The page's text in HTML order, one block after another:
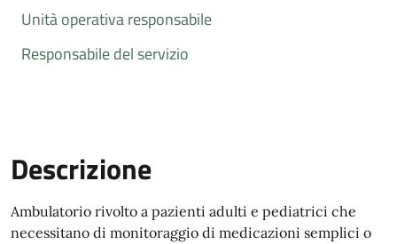
Unità operativa responsabile
Responsabile del servizio
Descrizione
Ambulatorio rivolto a pazienti adulti e pediatrici che
necessitano di monitoraggio di medicazioni semplici o